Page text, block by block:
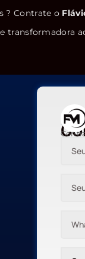
? Contrate o
transformadora